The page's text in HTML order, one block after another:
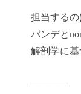
担当するの
バンデと
解剖学に基
————